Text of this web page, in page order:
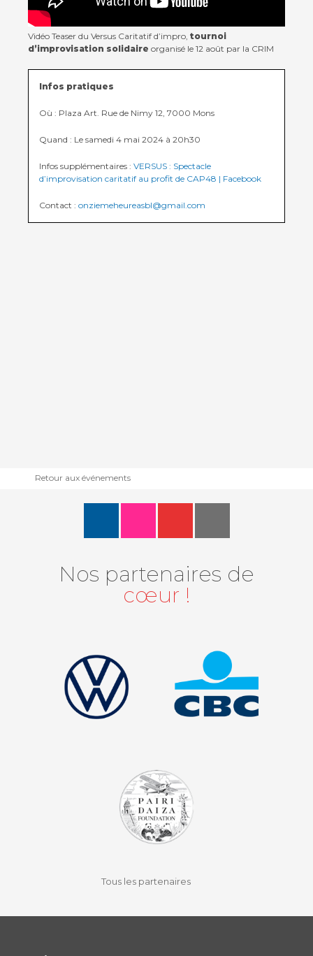
Vidéo Teaser du Versus Caritatif d’impro, tournoi
d’improvisation solidaire organisé le 12 août par la CRIM
Infos pratiques
Où : Plaza Art. Rue de Nimy 12, 7000 Mons
Quand : Le samedi 4 mai 2024 à 20h30
Infos supplémentaires : VERSUS : Spectacle
d’improvisation caritatif au profit de CAP48 | Facebook
Contact : onziemeheureasbl@gmail.com
Retour aux événements
Nos partenaires de
cœur !
Tous les partenaires